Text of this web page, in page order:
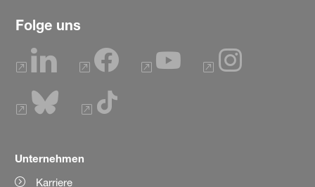
Folge uns
Unternehmen
Karriere